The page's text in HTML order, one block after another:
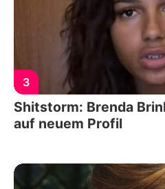
3
Shitstorm: Brenda
auf neuem Profil